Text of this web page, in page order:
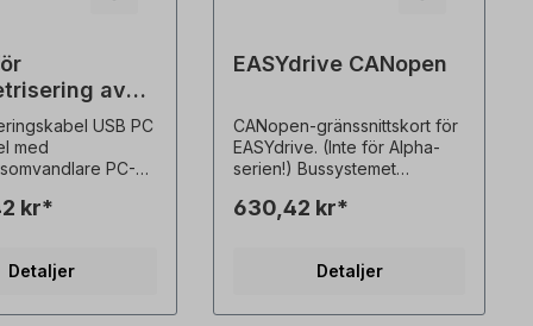
av
USB PC
med
PC-
Alla
för tekniska
kr*
Detaljer
EASYdrive CANopen
CANopen-gränssnittskort för
EASYdrive. (Inte för Alpha-
serien!) Bussystemet
fältbussar och är baserat på
regel en linjär struktur. Den
dataöverföringshastigheten
630,42 kr*
Detaljer